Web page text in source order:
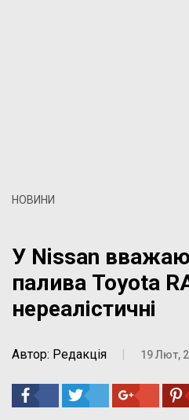
НОВИНИ
У Nissan
палива Toyota
нереалістичні
Автор: Редакція 19 Лют,